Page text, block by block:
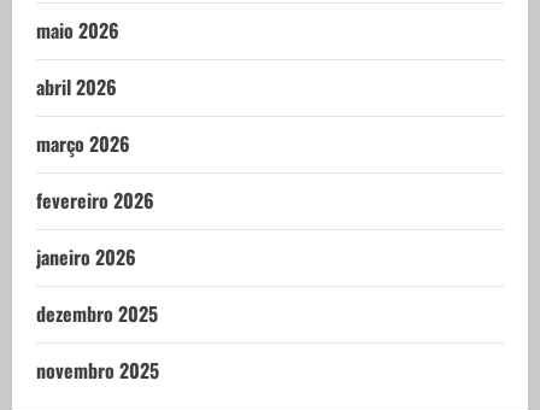
maio 2026
abril 2026
março 2026
fevereiro 2026
janeiro 2026
dezembro 2025
novembro 2025